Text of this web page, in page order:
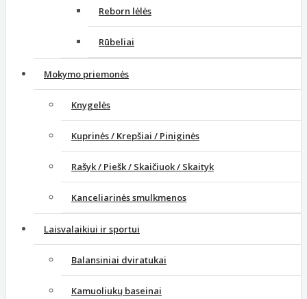
Reborn lėlės
Rūbeliai
Mokymo priemonės
Knygelės
Kuprinės / Krepšiai / Piniginės
Rašyk / Piešk / Skaičiuok / Skaityk
Kanceliarinės smulkmenos
Laisvalaikiui ir sportui
Balansiniai dviratukai
Kamuoliukų baseinai